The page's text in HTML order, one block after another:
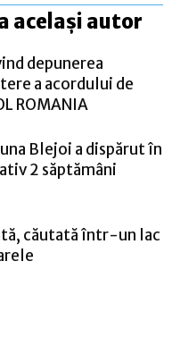
același autor
depunerea
a acordului de
ROMANIA
Blejoi a dispărut în
2 săptămâni
căutată într-un lac